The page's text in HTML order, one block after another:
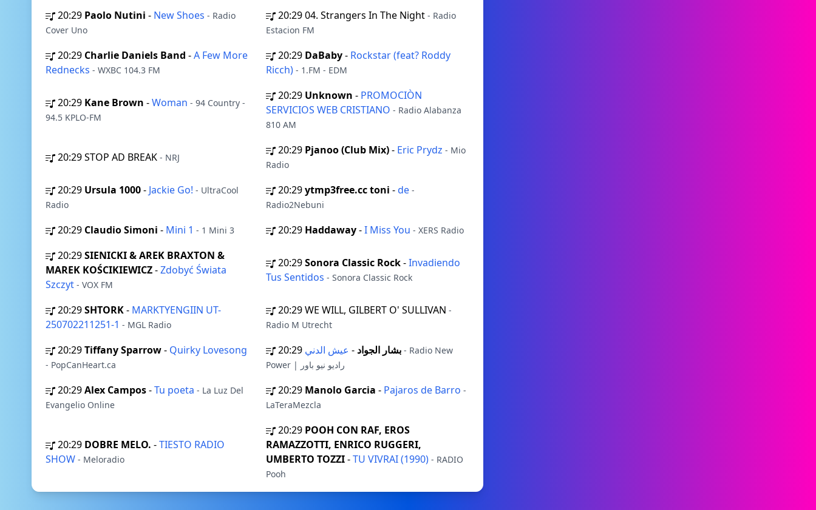
20:29 Paolo Nutini - New Shoes - Radio
Cover Uno
20:2904. Strangers In The Night - Radio
Estacion FM
20:29 Charlie Daniels Band -A Few More
Rednecks - WXBC 104.3 FM
20:29 DaBaby- Rockstar (feat? Roddy
Ricch) - 1.FM - EDM
20:29 Kane Brown -Woman - 94 Country -
94.5 KPLO-FM
20:29 Unknown - PROMOCIÒN
SERVICIOS WEB CRISTIANO - Radio Alabanza
810 AM
20:29STOP AD BREAK - NRJ
20:29 Pjanoo (Club Mix)- Eric Prydz - Mio
Radio
20:29 Ursula 1000- Jackie Go! - UltraCool
Radio
20:29ytmp3free.cc toni -de -
Radio2Nebuni
20:29 Claudio Simoni - Mini 1 - 1 Mini 3 20:29 Haddaway-I Miss You - XERS Radio
20:29SIENICKI & AREK BRAXTON &
MAREK KOŚCIKIEWICZ-Zdobyć Świata
Szczyt - VOX FM
20:29Sonora Classic Rock-Invadiendo
Tus Sentidos - Sonora Classic Rock
20:29SHTORK- MARKTYENGIIN UT-
250702211251-1 - MGL Radio
20:29WE WILL, GILBERT O' SULLIVAN -
Radio M Utrecht
20:29Tiffany Sparrow- Quirky Lovesong
- PopCanHeart.ca
20:29 بشار الجواد -
- Radio New
Power | راديو نيو باور
20:29Alex Campos-Tu poeta - La Luz Del
Evangelio Online
20:29 Manolo Garcia - Pajaros de Barro -
LaTeraMezcla
20:29 DOBRE MELO. -TIESTO RADIO
SHOW - Meloradio
20:29 POOH CON RAF, EROS
RAMAZZOTTI, ENRICO RUGGERI,
UMBERTO TOZZI-TU VIVRAI (1990) - RADIO
Pooh